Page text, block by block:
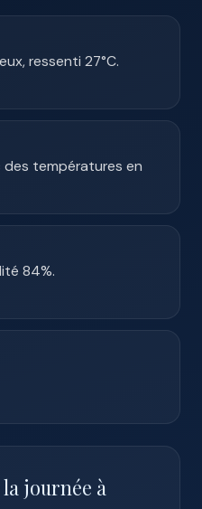
ressenti 27°C.
des températures en
84%.
journée à